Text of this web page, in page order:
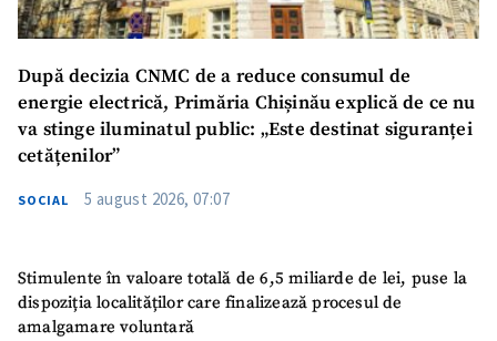
După decizia CNMC de a reduce consumul de
energie electrică, Primăria Chișinău explică de ce nu
va stinge iluminatul public: „Este destinat siguranței
cetățenilor”
SOCIAL 5 august 2026, 07:07
Stimulente în valoare totală de 6,5 miliarde de lei, puse la
dispoziția localităților care finalizează procesul de
amalgamare voluntară